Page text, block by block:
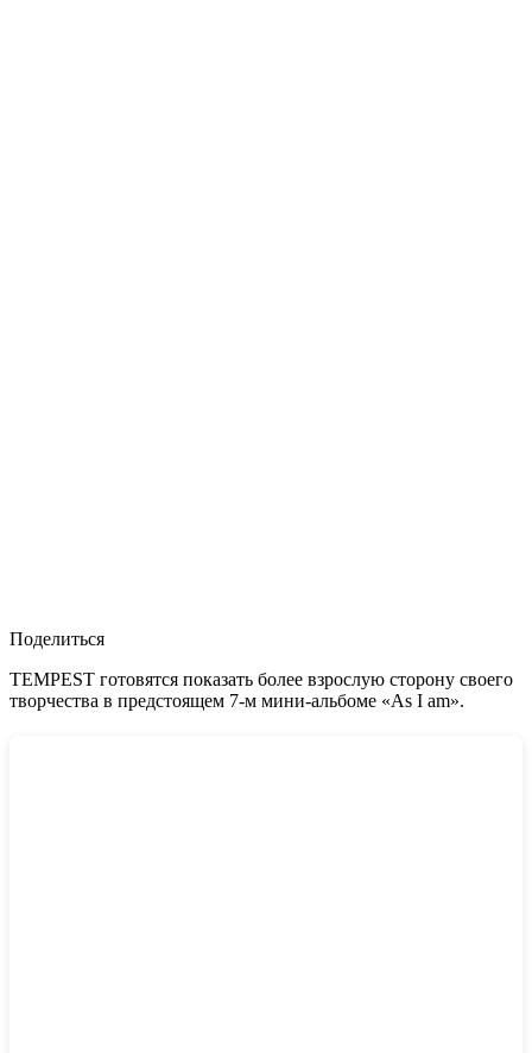
Поделиться
TEMPEST готовятся показать более взрослую сторону своего
творчества в предстоящем 7-м мини-альбоме «As I am».